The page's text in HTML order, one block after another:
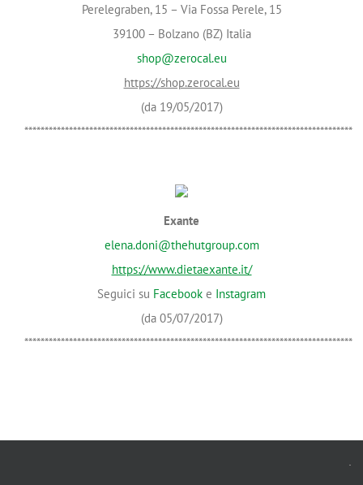
Perelegraben, 15 – Via Fossa Perele, 15
39100 – Bolzano (BZ) Italia
shop@zerocal.eu
https://shop.zerocal.eu
(da 19/05/2017)
*********************************************************************************
Exante
elena.doni@thehutgroup.com
https://www.dietaexante.it/
Seguici su Facebook e Instagram
(da 05/07/2017)
*********************************************************************************